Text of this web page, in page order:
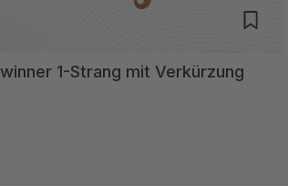
winner 1-Strang mit Verkürzung